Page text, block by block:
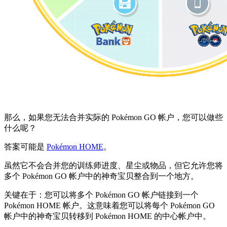
那么，如果您无法合并实际的 Pokémon GO 帐户，您可以做些
什么呢？
答案可能是 Pokémon HOME。
虽然它不会合并您的训练师进度、星尘或物品，但它允许您将
多个 Pokémon GO 帐户中的神奇宝贝整合到一个地方。
关键在于：您可以将多个 Pokémon GO 帐户链接到一个
Pokémon HOME 帐户。这意味着您可以将每个 Pokémon GO
帐户中的神奇宝贝转移到 Pokémon HOME 的中心帐户中。